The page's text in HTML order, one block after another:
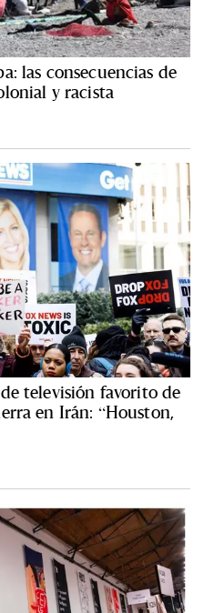
las consecuencias de
y racista
televisión favorito de
en Irán: “Houston,